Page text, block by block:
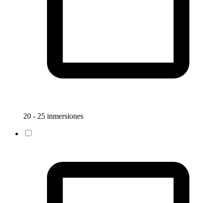
20 - 25 inmersiones